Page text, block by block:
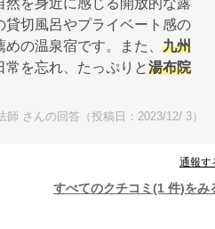
を身近に感じる開放的な露
貸切風呂やプライベート感の
の温泉宿です。また、 九州
を忘れ、たっぷりと湯布院
師 さんの回答（投稿日：2023/12/ 3）
通報す
すべてのクチコミ(1 件)をみ